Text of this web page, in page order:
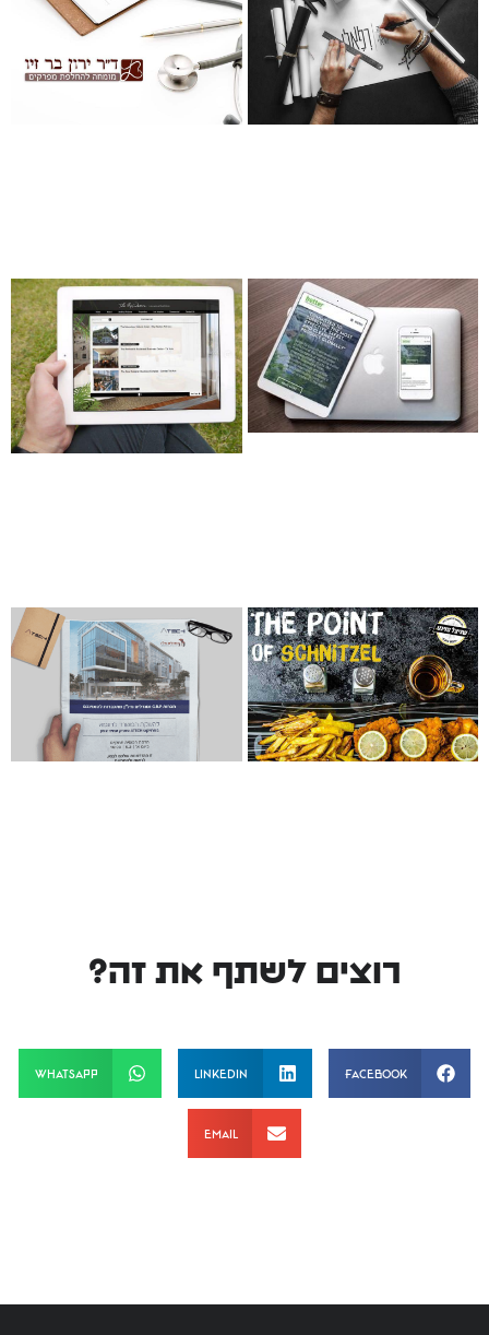
רוצים לשתף את זה?
Facebook
LinkedIn
WhatsApp
Email